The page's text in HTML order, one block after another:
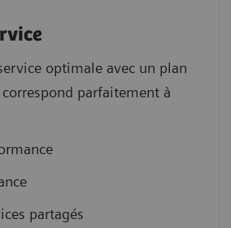
optimale avec un plan
parfaitement à
partagés